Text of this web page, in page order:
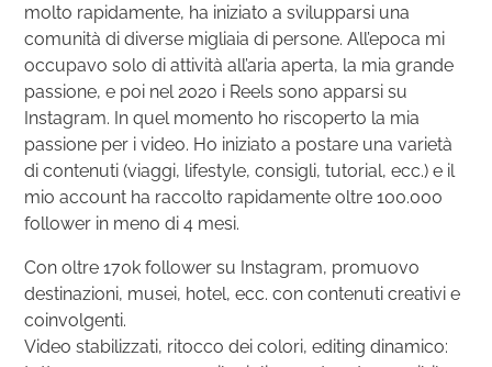
molto rapidamente, ha iniziato a svilupparsi una
comunità di diverse migliaia di persone. All’epoca mi
occupavo solo di attività all’aria aperta, la mia grande
passione, e poi nel 2020 i Reels sono apparsi su
Instagram. In quel momento ho riscoperto la mia
passione per i video. Ho iniziato a postare una varietà
di contenuti (viaggi, lifestyle, consigli, tutorial, ecc.) e il
mio account ha raccolto rapidamente oltre 100.000
follower in meno di 4 mesi.
Con oltre 170k follower su Instagram, promuovo
destinazioni, musei, hotel, ecc. con contenuti creativi e
coinvolgenti.
Video stabilizzati, ritocco dei colori, editing dinamico: